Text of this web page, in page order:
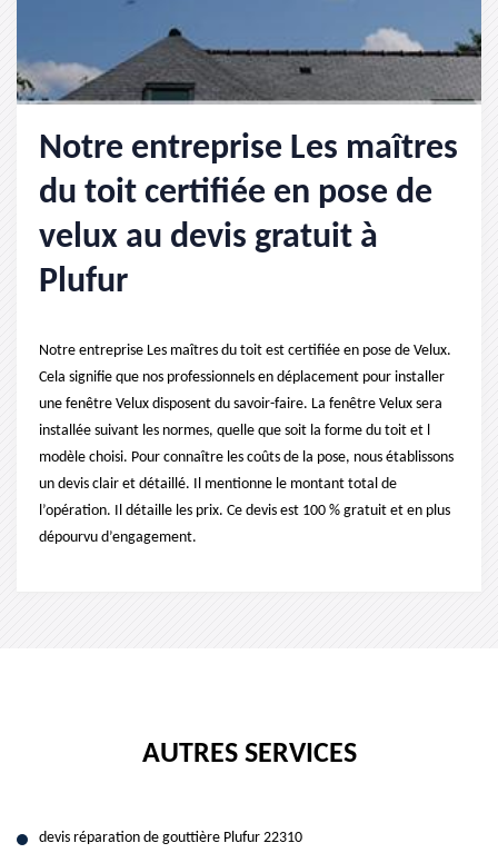
Notre entreprise Les maîtres
du toit certifiée en pose de
velux au devis gratuit à
Plufur
Notre entreprise Les maîtres du toit est certifiée en pose de Velux.
Cela signifie que nos professionnels en déplacement pour installer
une fenêtre Velux disposent du savoir-faire. La fenêtre Velux sera
installée suivant les normes, quelle que soit la forme du toit et l
modèle choisi. Pour connaître les coûts de la pose, nous établissons
un devis clair et détaillé. Il mentionne le montant total de
l’opération. Il détaille les prix. Ce devis est 100 % gratuit et en plus
dépourvu d’engagement.
AUTRES SERVICES
devis réparation de gouttière Plufur 22310